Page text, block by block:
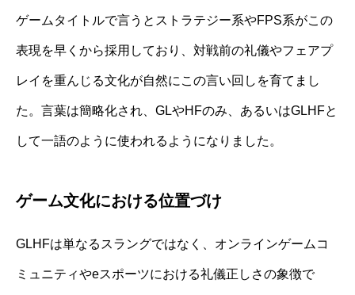
ゲームタイトルで言うとストラテジー系やFPS系がこの
表現を早くから採用しており、対戦前の礼儀やフェアプ
レイを重んじる文化が自然にこの言い回しを育てまし
た。言葉は簡略化され、GLやHFのみ、あるいはGLHFと
して一語のように使われるようになりました。
ゲーム文化における位置づけ
GLHFは単なるスラングではなく、オンラインゲームコ
ミュニティやeスポーツにおける礼儀正しさの象徴で